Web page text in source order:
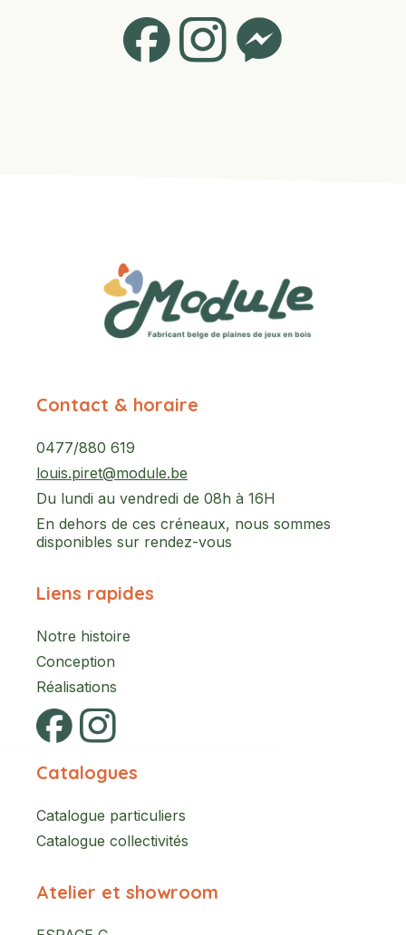
Contact & horaire
0477/880 619
louis.piret@module.be
Du lundi au vendredi de 08h à 16H
En dehors de ces créneaux, nous sommes
disponibles sur rendez-vous
Liens rapides
Notre histoire
Conception
Réalisations
Catalogues
Catalogue particuliers
Catalogue collectivités
Atelier et showroom